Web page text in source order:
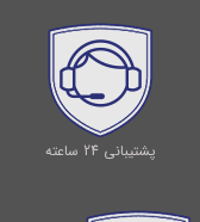
پشتیبانی 24 ساعته